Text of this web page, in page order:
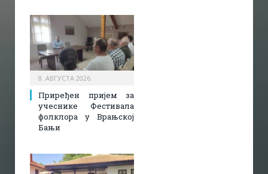
8. АВГУСТА 2026.
Приређен пријем за
учеснике Фестивала
фолклора у Врањској
Бањи